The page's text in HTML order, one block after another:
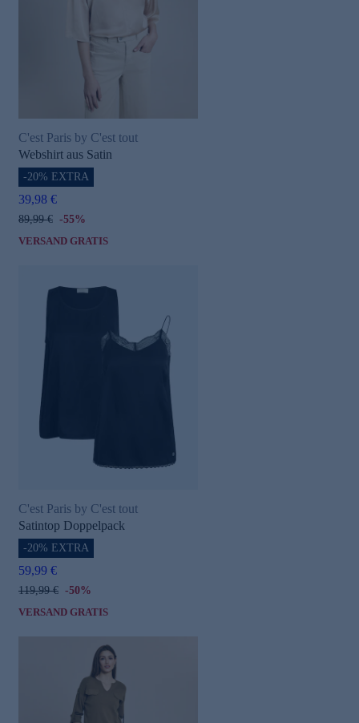
C'est Paris by C'est tout
Webshirt aus Satin
-20% EXTRA
39,98 €
89,99 € -55%
VERSAND GRATIS
C'est Paris by C'est tout
Satintop Doppelpack
-20% EXTRA
59,99 €
119,99 € -50%
VERSAND GRATIS